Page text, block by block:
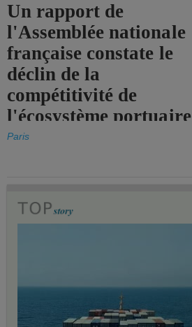
Un rapport de
l'Assemblée nationale
française constate le
déclin de la
compétitivité de
l'écosystème portuaire
de l'État.
Paris